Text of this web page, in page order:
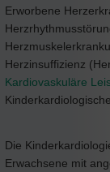
Erworbene
Herzinsuffizienz
Kardiovaskuläre
Die
Erwachsene mit